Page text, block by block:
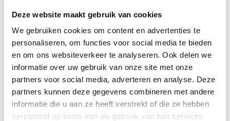
Deze website maakt gebruik van cookies
We gebruiken cookies om content en advertenties te
personaliseren, om functies voor social media te bieden
en om ons websiteverkeer te analyseren. Ook delen we
informatie over uw gebruik van onze site met onze
partners voor social media, adverteren en analyse. Deze
partners kunnen deze gegevens combineren met andere
informatie die u aan ze heeft verstrekt of die ze hebben
verzameld op basis van uw gebruik van hun services.
Stel zelf samen
Ca. 6 tot 8 weken
999 499
Bekijken
Ca. 4 tot 6
399 199
Bekijken